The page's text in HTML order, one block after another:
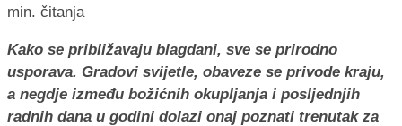
min. čitanja
Kako se približavaju blagdani, sve se prirodno
usporava. Gradovi svijetle, obaveze se privode kraju,
a negdje između božićnih okupljanja i posljednjih
radnih dana u godini dolazi onaj poznati trenutak za